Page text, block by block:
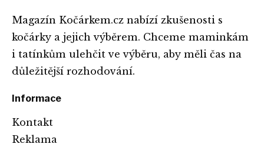
Magazín Kočárkem.cz nabízí zkušenosti s
kočárky a jejich výběrem. Chceme maminkám
i tatínkům ulehčit ve výběru, aby měli čas na
důležitější rozhodování.
Informace
Kontakt
Reklama